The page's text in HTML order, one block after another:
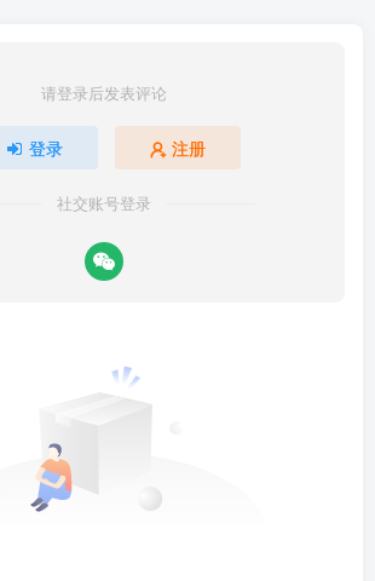
请登录后发表评论
登录 注册
社交账号登录